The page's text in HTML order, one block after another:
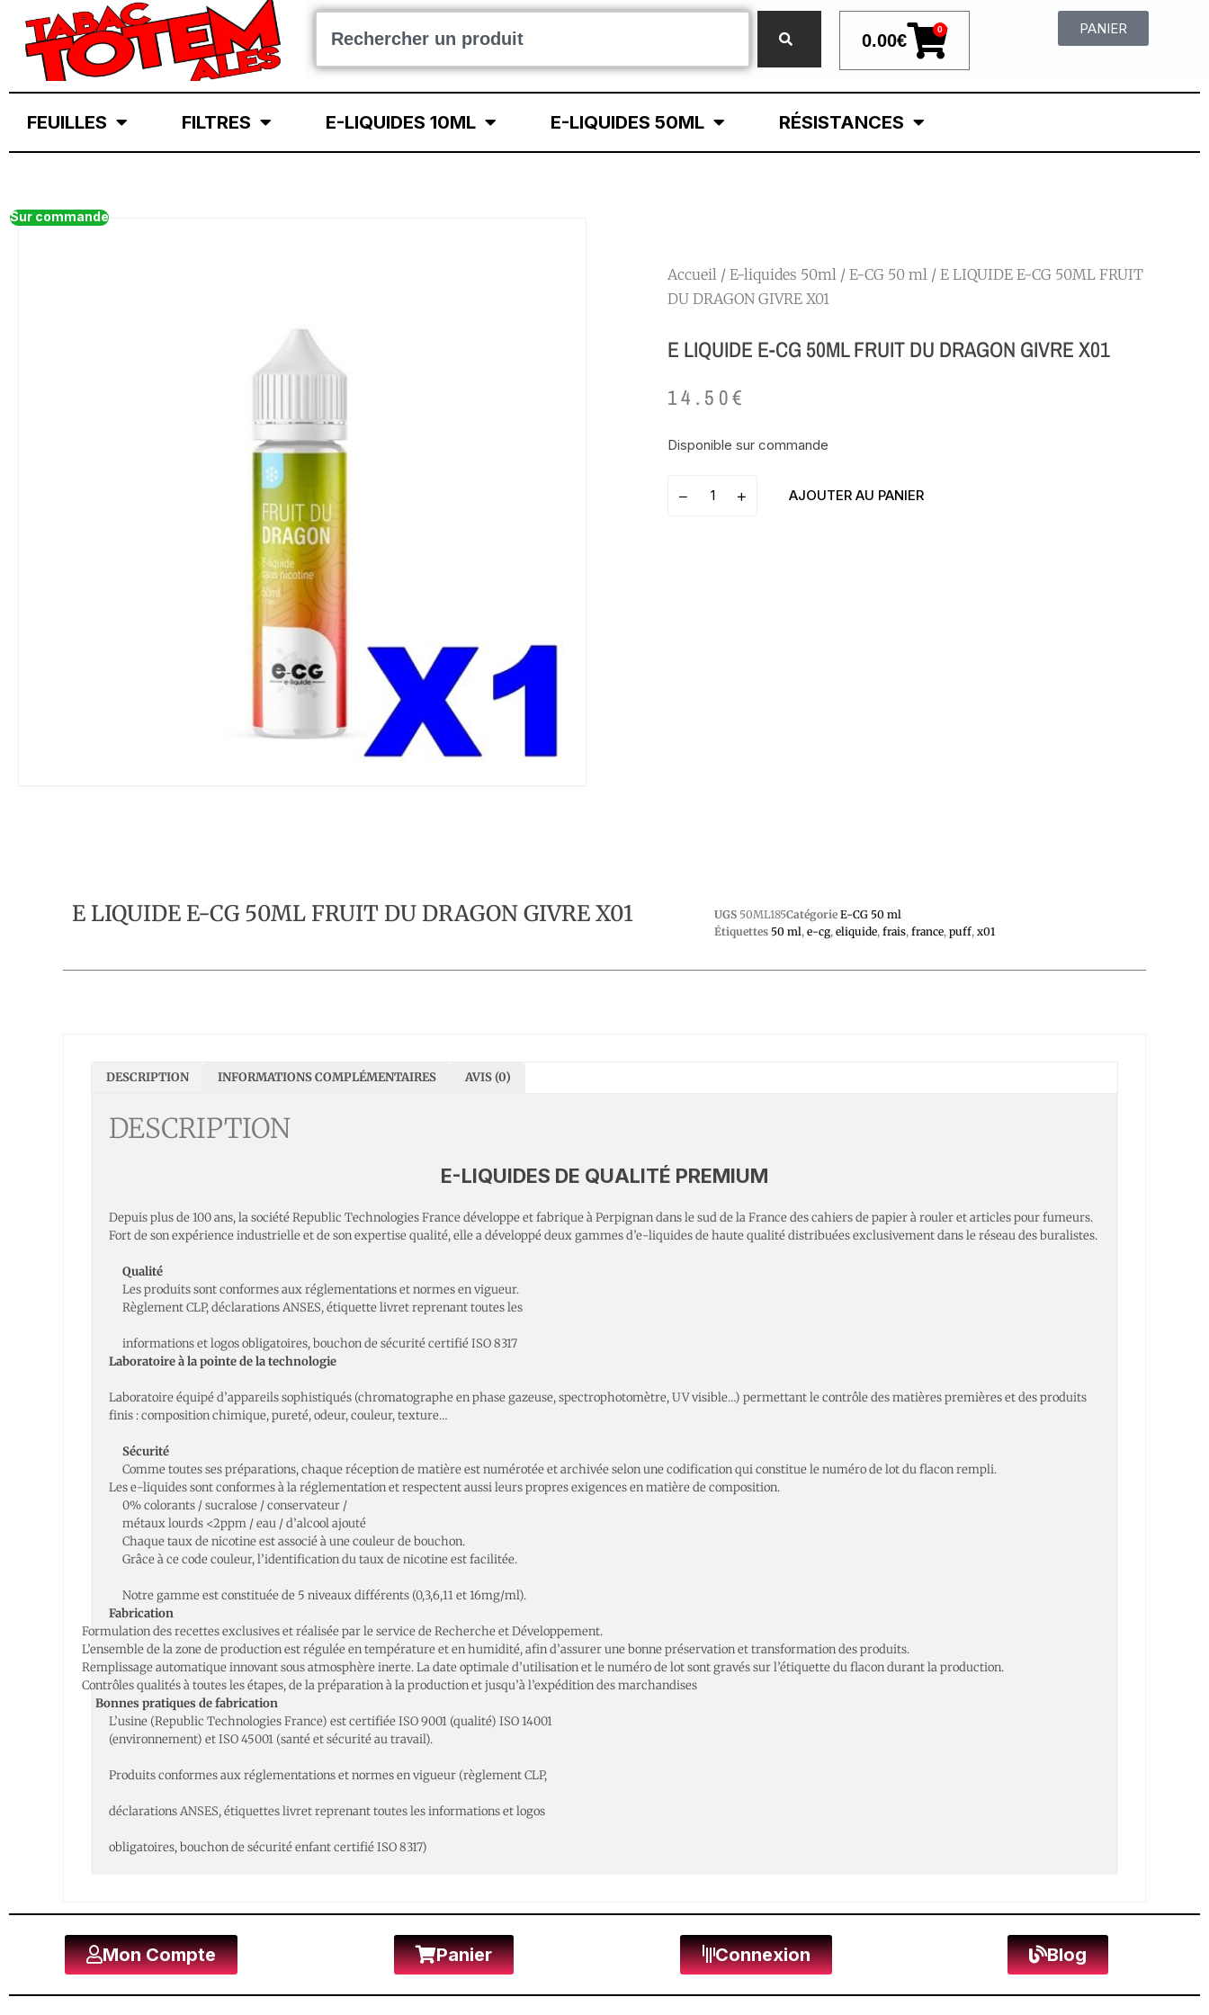
0.00€
0 PANIER
FEUILLES FILTRES E-LIQUIDES 10ML E-LIQUIDES 50ML RÉSISTANCES
Sur commande
Accueil / E-liquides 50ml / E-CG 50 ml / E LIQUIDE E-CG 50ML FRUIT
DU DRAGON GIVRE X01
E LIQUIDE E-CG 50ML FRUIT DU DRAGON GIVRE X01
14.50€
Disponible sur commande
AJOUTER AU PANIER
E LIQUIDE E-CG 50ML FRUIT DU DRAGON GIVRE X01 UGS 50ML185Catégorie E-CG 50 ml
Étiquettes 50 ml, e-cg, eliquide, frais, france, puff, x01
DESCRIPTION INFORMATIONS COMPLÉMENTAIRES AVIS (0)
DESCRIPTION
E-LIQUIDES DE QUALITÉ PREMIUM
Depuis plus de 100 ans, la société Republic Technologies France développe et fabrique à Perpignan dans le sud de la France des cahiers de papier à rouler et articles pour fumeurs.
Fort de son expérience industrielle et de son expertise qualité, elle a développé deux gammes d’e-liquides de haute qualité distribuées exclusivement dans le réseau des buralistes.
Qualité
Les produits sont conformes aux réglementations et normes en vigueur.
Règlement CLP, déclarations ANSES, étiquette livret reprenant toutes les
informations et logos obligatoires, bouchon de sécurité certifié ISO 8317
Laboratoire à la pointe de la technologie
Laboratoire équipé d’appareils sophistiqués (chromatographe en phase gazeuse, spectrophotomètre, UV visible…) permettant le contrôle des matières premières et des produits
finis : composition chimique, pureté, odeur, couleur, texture…
Sécurité
Comme toutes ses préparations, chaque réception de matière est numérotée et archivée selon une codification qui constitue le numéro de lot du flacon rempli.
Les e-liquides sont conformes à la réglementation et respectent aussi leurs propres exigences en matière de composition.
0% colorants / sucralose / conservateur /
métaux lourds <2ppm / eau / d’alcool ajouté
Chaque taux de nicotine est associé à une couleur de bouchon.
Grâce à ce code couleur, l’identification du taux de nicotine est facilitée.
Notre gamme est constituée de 5 niveaux différents (0,3,6,11 et 16mg/ml).
Fabrication
Formulation des recettes exclusives et réalisée par le service de Recherche et Développement.
L’ensemble de la zone de production est régulée en température et en humidité, afin d’assurer une bonne préservation et transformation des produits.
Remplissage automatique innovant sous atmosphère inerte. La date optimale d’utilisation et le numéro de lot sont gravés sur l’étiquette du flacon durant la production.
Contrôles qualités à toutes les étapes, de la préparation à la production et jusqu’à l’expédition des marchandises
Bonnes pratiques de fabrication
L’usine (Republic Technologies France) est certifiée ISO 9001 (qualité) ISO 14001
(environnement) et ISO 45001 (santé et sécurité au travail).
Produits conformes aux réglementations et normes en vigueur (règlement CLP,
déclarations ANSES, étiquettes livret reprenant toutes les informations et logos
obligatoires, bouchon de sécurité enfant certifié ISO 8317)
Mon Compte Panier Connexion Blog